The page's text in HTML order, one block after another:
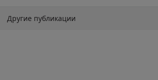
Другие публикации